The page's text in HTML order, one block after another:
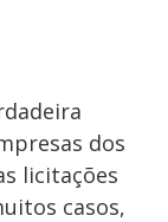
dos
licitações
casos,